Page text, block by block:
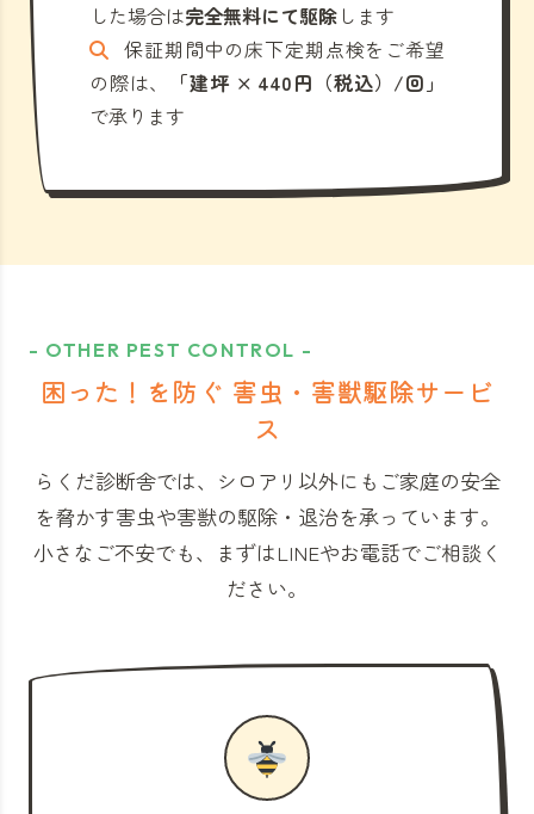
した場合は完全無料にて駆除 します
保証期間中の床下定期点検をご希望
の際は、
「建坪 × 440円（税込）/回」
で承ります
- OTHER PEST CONTROL -
困った！を防ぐ 害虫・害獣駆除サービ
ス
らくだ診断舎では、シロアリ以外にもご家庭の安全
を脅かす害虫や害獣の駆除・退治を承っています。
小さなご不安でも、まずはLINEやお電話でご相談く
ださい。